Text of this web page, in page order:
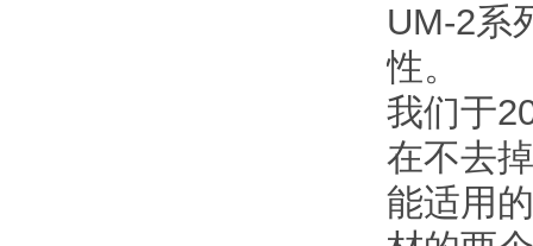
UM-2系
性。
我们于
在不去
能适用